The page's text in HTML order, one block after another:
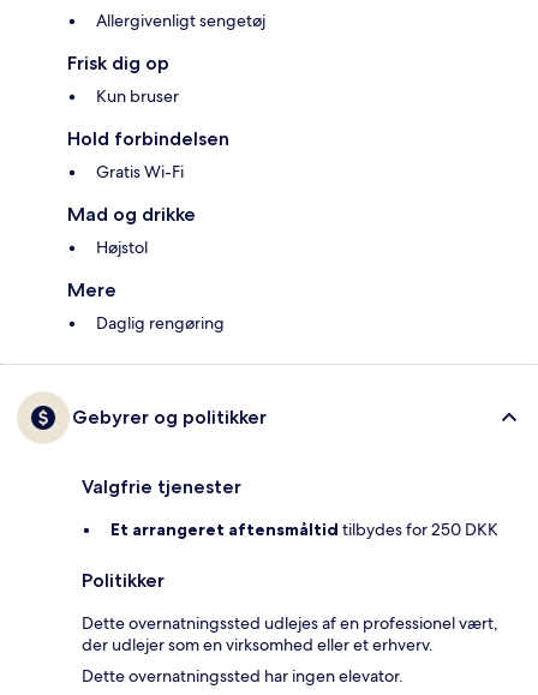
Allergivenligt sengetøj
Frisk dig op
Kun bruser
Hold forbindelsen
Gratis Wi-Fi
Mad og drikke
Højstol
Mere
Daglig rengøring
Gebyrer og politikker
Valgfrie tjenester
Et arrangeret aftensmåltid tilbydes for 250 DKK
Politikker
Dette overnatningssted udlejes af en professionel vært,
der udlejer som en virksomhed eller et erhverv.
Dette overnatningssted har ingen elevator.